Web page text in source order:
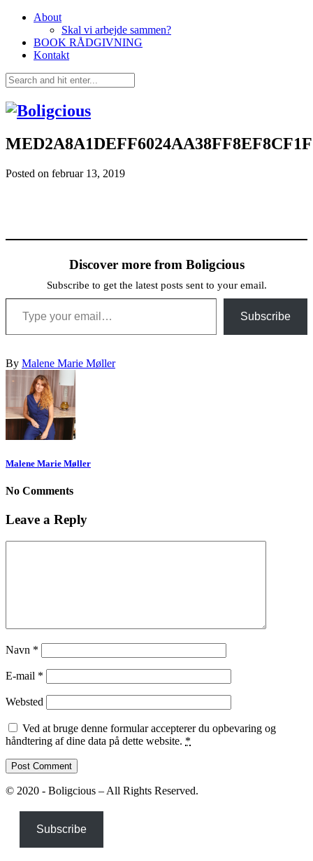
About
Skal vi arbejde sammen?
BOOK RÅDGIVNING
Kontakt
Posted on februar 13, 2019
Discover more from Boligcious
Subscribe to get the latest posts sent to your email.
Type your email…
Subscribe
By Malene Marie Møller
Malene Marie Møller
No Comments
Leave a Reply
Navn *
E-mail *
Websted
Ved at bruge denne formular accepterer du opbevaring og
håndtering af dine data på dette website. *
© 2020 - Boligcious – All Rights Reserved.
Subscribe